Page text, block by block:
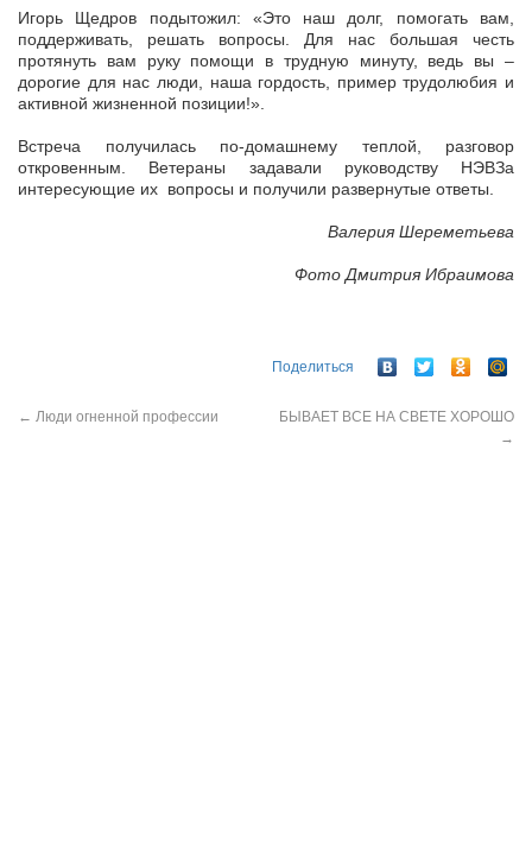
Игорь Щедров подытожил: «Это наш долг, помогать вам,
поддерживать, решать вопросы. Для нас большая честь
протянуть вам руку помощи в трудную минуту, ведь вы –
дорогие для нас люди, наша гордость, пример трудолюбия и
активной жизненной позиции!».
Встреча получилась по-домашнему теплой, разговор
откровенным. Ветераны задавали руководству НЭВЗа
интересующие их вопросы и получили развернутые ответы.
Валерия Шереметьева
Фото Дмитрия Ибраимова
Поделиться
← Люди огненной профессии
БЫВАЕТ ВСЕ НА СВЕТЕ ХОРОШО
→